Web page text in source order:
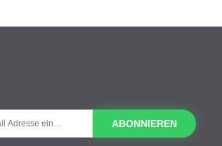
ABONNIEREN